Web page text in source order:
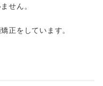
せん。
正をしています。